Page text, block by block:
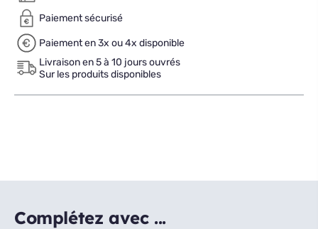
Paiement sécurisé
Paiement en 3x ou 4x disponible
Livraison en 5 à 10 jours ouvrés
Sur les produits disponibles
Complétez avec ...